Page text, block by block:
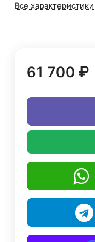
Все характеристики
61 700 ₽